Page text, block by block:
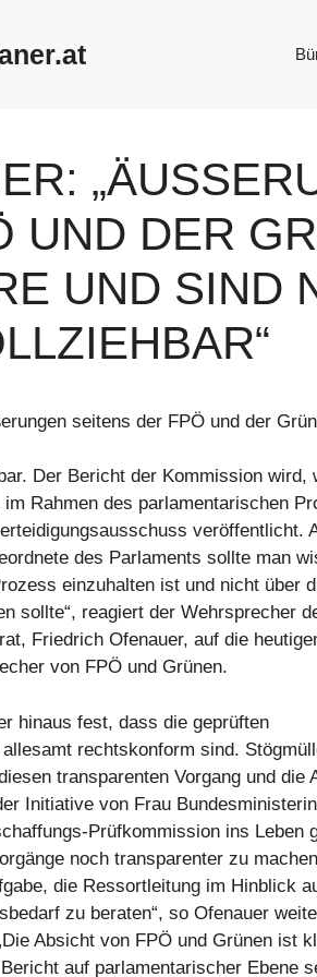
DER
UND SIND
seitens der FPÖ und der
Der Bericht der Kommission wird,
Rahmen des parlamentarischen
veröffentlicht.
des Parlaments sollte man
einzuhalten ist und nicht über
sollte“, reagiert der Wehrsprecher
Friedrich Ofenauer, auf die
von FPÖ und Grünen.
hinaus fest, dass die geprüften
rechtskonform sind.
transparenten Vorgang und die
Initiative von Frau
Prüfkommission ins Leben
noch transparenter zu
die Ressortleitung im Hinblick
zu beraten“, so Ofenauer
Absicht von FPÖ und Grünen ist
auf parlamentarischer Ebene